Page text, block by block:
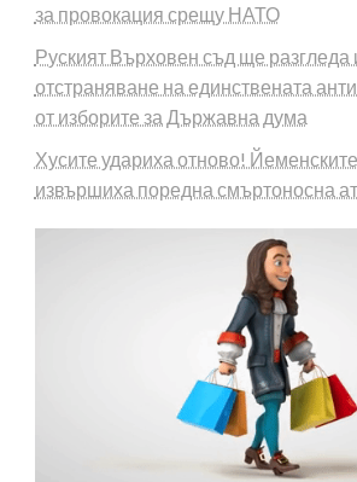
за провокация срещу НАТО
Руският Върховен съд ще разгледа
отстраняване на единствената
от изборите за Държавна дума
Хусите удариха отново!
извършиха поредна смъртоносна